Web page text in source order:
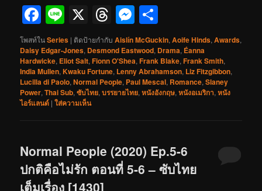
Facebook
Line
X Threads
Messenger
โพสท์ในSeries | ติดป้ายกำกับ Aislín McGuckin,Aoife Hinds,Awards,
Daisy Edgar-Jones, Desmond Eastwood, Drama, Éanna
Hardwicke, Eliot Salt,Fionn O'Shea,Frank Blake,Frank Smith,
India Mullen,Kwaku Fortune, Lenny Abrahamson, Liz Fitzgibbon,
Lucilla di Paolo,Normal People, Paul Mescal, Romance,Slaney
Power,Thai Sub,ซับไทย,บรรยายไทย,หนังอังกฤษ,หนังอเมริกา,หนัง
ไอร์แลนด์ |ใส่ความเห็น
Normal People (2020) Ep.5-6
ปกติคือไม่รัก ตอนที่ 5-6 – ซับไทย
เต็มเรื่อง [1430]